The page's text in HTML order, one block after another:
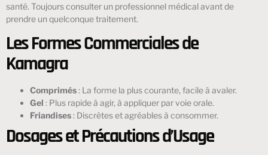
santé. Toujours consulter un professionnel médical avant de
prendre un quelconque traitement.
Les Formes Commerciales de
Kamagra
Comprimés: La forme la plus courante, facile à avaler.
Gel : Plus rapide à agir, à appliquer par voie orale.
Friandises: Discrètes et agréables à consommer.
Dosages et Précautions d’Usage